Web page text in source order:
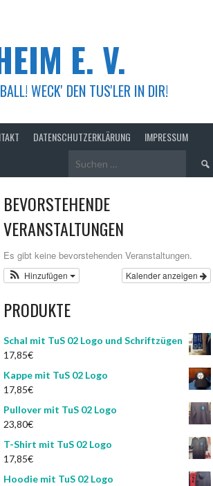
E. V.
WECK' DEN TUS'LER IN DIR!
DATENSCHUTZERKLÄRUNG IMPRESSUM
Suchen
BEVORSTEHENDE
VERANSTALTUNGEN
Es gibt keine bevorstehenden Veranstaltungen.
Kalender anzeigen
Hinzufügen
PRODUKTE
Schal mit TuS 02 Logo und Schriftzügen
17,85€
Kappe mit TuS 02 Logo
17,85€
Pullover mit TuS 02 Logo
23,80€
T-Shirt mit TuS 02 Logo
17,85€
Hoodie mit TuS 02 Logo